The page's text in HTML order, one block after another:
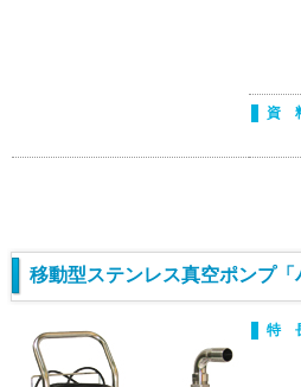
資
移動型ステンレス真空ポンプ
特